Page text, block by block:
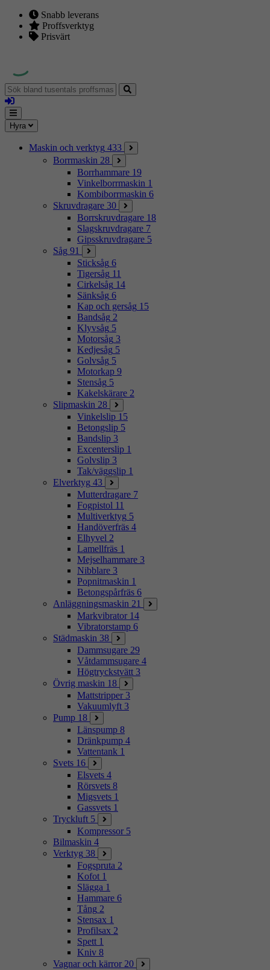
Snabb leverans
Proffsverktyg
Prisvärt
Sök
bland
tusentals
proffsmaskiner
Logga
in
Mina
sidor
Meny
Hyra
Maskin och verktyg 433
Borrmaskin 28
Borrhammare 19
Vinkelborrmaskin 1
Kombiborrmaskin 6
Skruvdragare 30
Borrskruvdragare 18
Slagskruvdragare 7
Gipsskruvdragare 5
Såg 91
Sticksåg 6
Tigersåg 11
Cirkelsåg 14
Sänksåg 6
Kap och gersåg 15
Bandsåg 2
Klyvsåg 5
Motorsåg 3
Kedjesåg 5
Golvsåg 5
Motorkap 9
Stensåg 5
Kakelskärare 2
Slipmaskin 28
Vinkelslip 15
Betongslip 5
Bandslip 3
Excenterslip 1
Golvslip 3
Tak/väggslip 1
Elverktyg 43
Mutterdragare 7
Fogpistol 11
Multiverktyg 5
Handöverfräs 4
Elhyvel 2
Lamellfräs 1
Mejselhammare 3
Nibblare 3
Popnitmaskin 1
Betongspårfräs 6
Anläggningsmaskin 21
Markvibrator 14
Vibratorstamp 6
Städmaskin 38
Dammsugare 29
Våtdammsugare 4
Högtryckstvätt 3
Övrig maskin 18
Mattstripper 3
Vakuumlyft 3
Pump 18
Länspump 8
Dränkpump 4
Vattentank 1
Svets 16
Elsvets 4
Rörsvets 8
Migsvets 1
Gassvets 1
Tryckluft 5
Kompressor 5
Bilmaskin 4
Verktyg 38
Fogspruta 2
Kofot 1
Slägga 1
Hammare 6
Tång 2
Stensax 1
Profilsax 2
Spett 1
Kniv 8
Vagnar och kärror 20